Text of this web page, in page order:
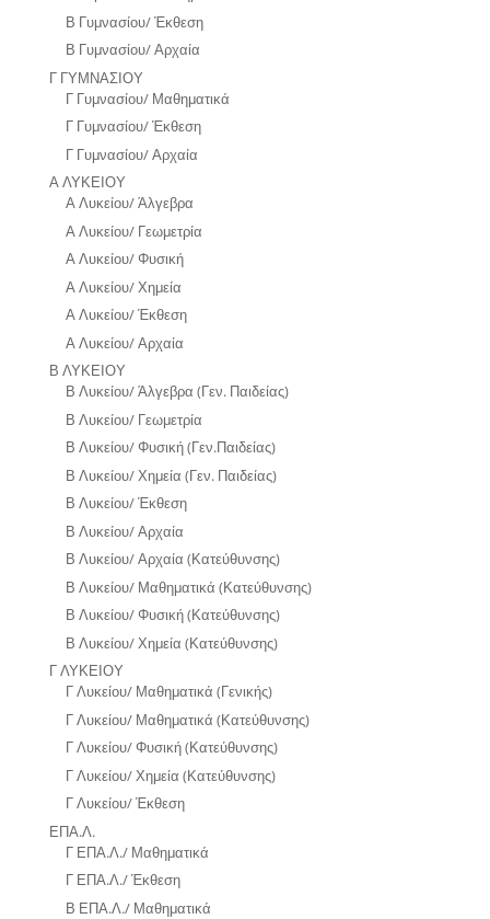
Β Γυμνασίου/ Έκθεση
Β Γυμνασίου/ Αρχαία
Γ ΓΥΜΝΑΣΙΟΥ
Γ Γυμνασίου/ Μαθηματικά
Γ Γυμνασίου/ Έκθεση
Γ Γυμνασίου/ Αρχαία
Α ΛΥΚΕΙΟΥ
Α Λυκείου/ Άλγεβρα
Α Λυκείου/ Γεωμετρία
Α Λυκείου/ Φυσική
Α Λυκείου/ Χημεία
Α Λυκείου/ Έκθεση
Α Λυκείου/ Αρχαία
Β ΛΥΚΕΙΟΥ
Β Λυκείου/ Άλγεβρα (Γεν. Παιδείας)
Β Λυκείου/ Γεωμετρία
Β Λυκείου/ Φυσική (Γεν.Παιδείας)
Β Λυκείου/ Χημεία (Γεν. Παιδείας)
Β Λυκείου/ Έκθεση
Β Λυκείου/ Αρχαία
Β Λυκείου/ Αρχαία (Κατεύθυνσης)
Β Λυκείου/ Μαθηματικά (Κατεύθυνσης)
Β Λυκείου/ Φυσική (Κατεύθυνσης)
Β Λυκείου/ Χημεία (Κατεύθυνσης)
Γ ΛΥΚΕΙΟΥ
Γ Λυκείου/ Μαθηματικά (Γενικής)
Γ Λυκείου/ Μαθηματικά (Κατεύθυνσης)
Γ Λυκείου/ Φυσική (Κατεύθυνσης)
Γ Λυκείου/ Χημεία (Κατεύθυνσης)
Γ Λυκείου/ Έκθεση
ΕΠΑ.Λ.
Γ ΕΠΑ.Λ./ Μαθηματικά
Γ ΕΠΑ.Λ./ Έκθεση
Β ΕΠΑ.Λ./ Μαθηματικά